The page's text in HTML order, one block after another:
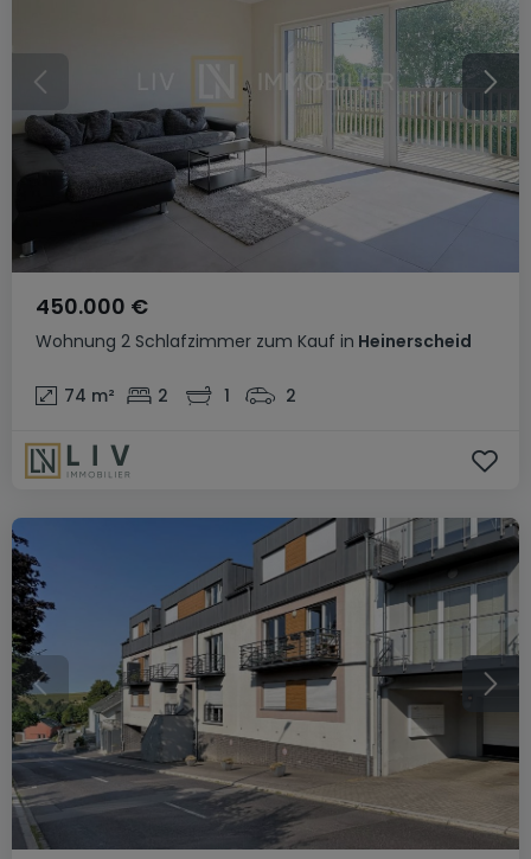
Wohnung 2 Schlafzimmer zum Kauf in Heinerscheid
450.000 €
74 m² 2 1 2